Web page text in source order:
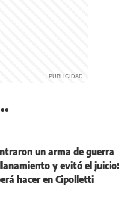
un arma de guerra
y evitó el juicio:
hacer en Cipolletti